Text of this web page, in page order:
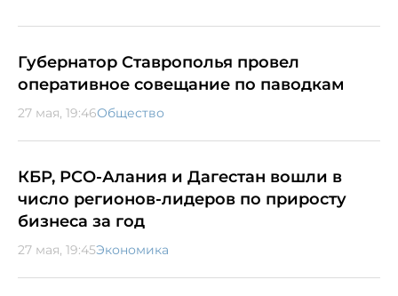
Губернатор Ставрополья провел
оперативное совещание по паводкам
27 мая, 19:46Общество
КБР, РСО-Алания и Дагестан вошли в
число регионов-лидеров по приросту
бизнеса за год
27 мая, 19:45Экономика